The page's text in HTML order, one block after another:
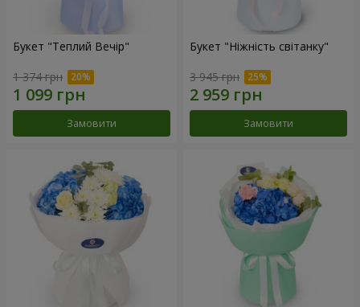
Букет "Теплий Вечір"
1 374 грн
Замовити
Букет "Ніжність світанку"
3 945 грн
Замовити